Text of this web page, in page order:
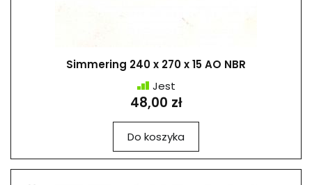
Simmering 240 x 270 x 15 AO NBR
Jest
48,00 zł
Do koszyka